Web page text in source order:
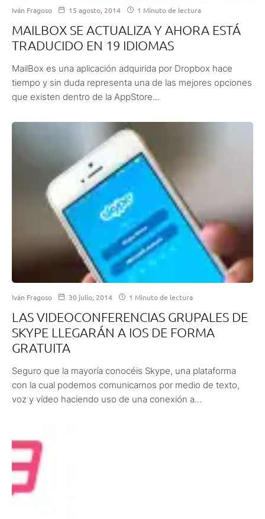
Iván Fragoso 15 agosto, 2014 1 Minuto de lectura
MAILBOX SE ACTUALIZA Y AHORA ESTÁ
TRADUCIDO EN 19 IDIOMAS
MailBox es una aplicación adquirida por Dropbox hace
tiempo y sin duda representa una de las mejores opciones
que existen dentro de la AppStore...
Iván Fragoso 30 julio, 2014 1 Minuto de lectura
LAS VIDEOCONFERENCIAS GRUPALES DE
SKYPE LLEGARÁN A IOS DE FORMA
GRATUITA
Seguro que la mayoría conocéis Skype, una plataforma
con la cual podemos comunicarnos por medio de texto,
voz y vídeo haciendo uso de una conexión a...